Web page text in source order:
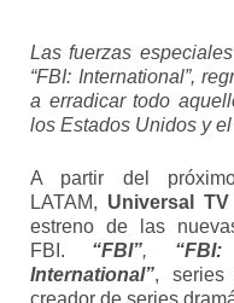
Las fuerzas especiales
“FBI: International”,
a erradicar todo
los Estados Unidos y
A partir del
LATAM, Universal TV
estreno de las
FBI. “FBI”, “FBI:
International”, series